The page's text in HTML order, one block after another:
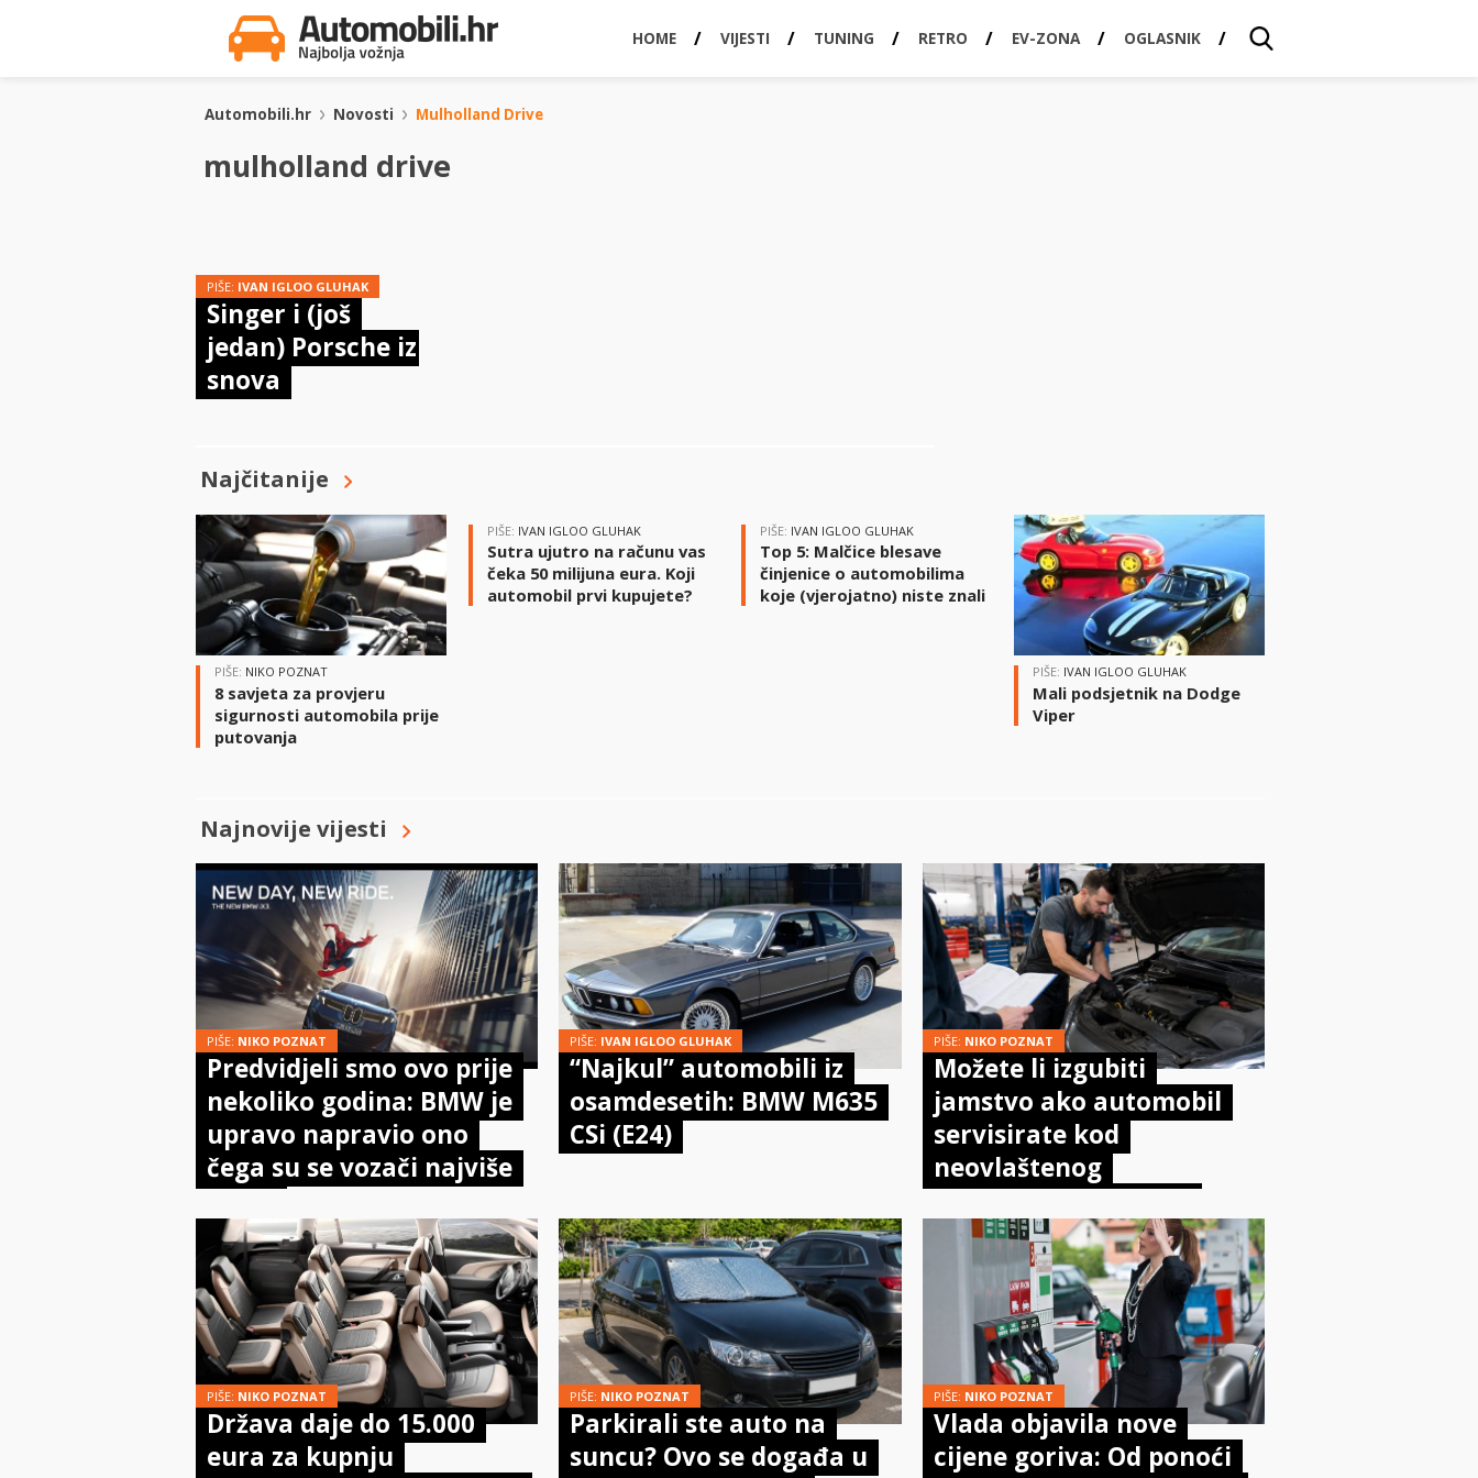
HOME VIJESTI TUNING RETRO EV-ZONA OGLASNIK
Automobili.hr Novosti Mulholland Drive
mulholland drive
PIŠE: IVAN IGLOO GLUHAK
Singer i (još
jedan) Porsche iz
snova
Najčitanije
PIŠE: NIKO POZNAT
8 savjeta za provjeru
sigurnosti automobila prije
putovanja
PIŠE: IVAN IGLOO GLUHAK
Sutra ujutro na računu vas
čeka 50 milijuna eura. Koji
automobil prvi kupujete?
PIŠE: IVAN IGLOO GLUHAK
Top 5: Malčice blesave
činjenice o automobilima
koje (vjerojatno) niste znali
PIŠE: IVAN IGLOO GLUHAK
Mali podsjetnik na Dodge
Viper
Najnovije vijesti
PIŠE: NIKO POZNAT
Predvidjeli smo ovo prije
nekoliko godina: BMW je
upravo napravio ono
čega su se vozači najviše
PIŠE: IVAN IGLOO GLUHAK
“Najkul” automobili iz
osamdesetih: BMW M635
CSi (E24)
PIŠE: NIKO POZNAT
Možete li izgubiti
jamstvo ako automobil
servisirate kod
neovlaštenog
doista kaže zakon
PIŠE: NIKO POZNAT
Država daje do 15.000
eura za kupnju
PIŠE: NIKO POZNAT
Parkirali ste auto na
suncu? Ovo se događa u
PIŠE: NIKO POZNAT
Vlada objavila nove
cijene goriva: Od ponoći